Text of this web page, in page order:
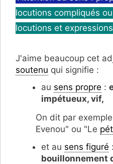
locutions compliqués
locutions et
J'aime beaucoup cet
soutenu qui signifie :
au sens propre :
impétueux, vif,
On dit par
Evenou" ou "Le
et au sens figuré :
bouillonnement